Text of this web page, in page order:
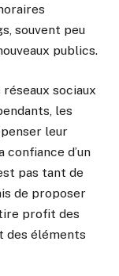
souvent peu
publics.
sociaux
les
leur
confiance d’un
pas tant de
de proposer
profit des
des éléments